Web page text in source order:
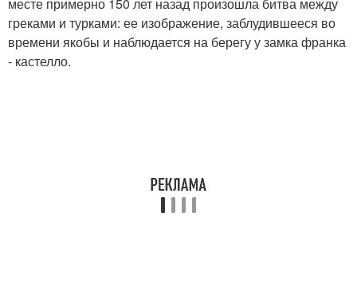
греками и турками: ее изображение, заблудившееся во
времени якобы и наблюдается на берегу у замка франка
- кастелло.